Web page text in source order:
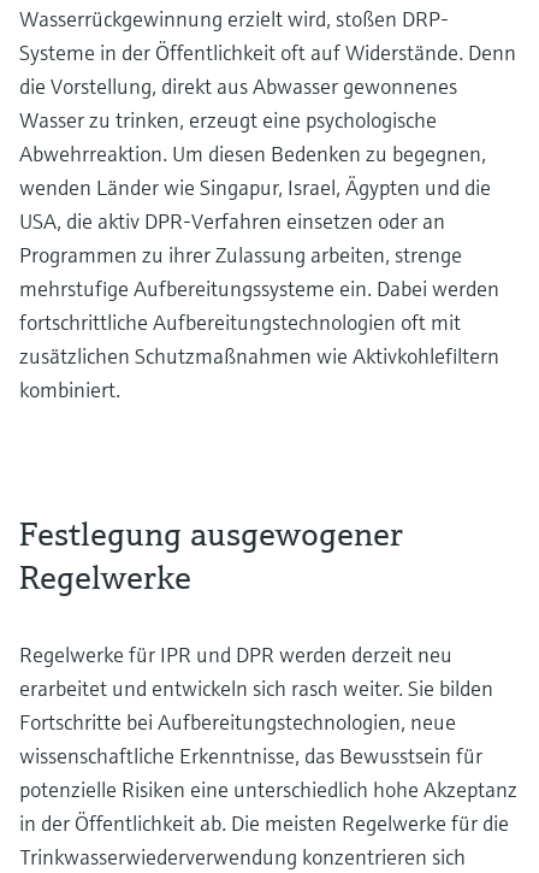
Wasserrückgewinnung erzielt wird, stoßen DRP-
Systeme in der Öffentlichkeit oft auf Widerstände. Denn
die Vorstellung, direkt aus Abwasser gewonnenes
Wasser zu trinken, erzeugt eine psychologische
Abwehrreaktion. Um diesen Bedenken zu begegnen,
wenden Länder wie Singapur, Israel, Ägypten und die
USA, die aktiv DPR-Verfahren einsetzen oder an
Programmen zu ihrer Zulassung arbeiten, strenge
mehrstufige Aufbereitungssysteme ein. Dabei werden
fortschrittliche Aufbereitungstechnologien oft mit
zusätzlichen Schutzmaßnahmen wie Aktivkohlefiltern
kombiniert.
Festlegung ausgewogener
Regelwerke
Regelwerke für IPR und DPR werden derzeit neu
erarbeitet und entwickeln sich rasch weiter. Sie bilden
Fortschritte bei Aufbereitungstechnologien, neue
wissenschaftliche Erkenntnisse, das Bewusstsein für
potenzielle Risiken eine unterschiedlich hohe Akzeptanz
in der Öffentlichkeit ab. Die meisten Regelwerke für die
Trinkwasserwiederverwendung konzentrieren sich